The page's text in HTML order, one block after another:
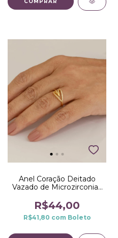
Anel Coração Deitado
Vazado de Microzirconias
R$44,00
R$41,80 com Boleto